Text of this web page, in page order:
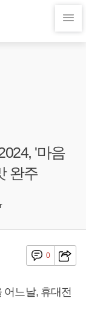
'마음
완주
0
어느날, 휴대전